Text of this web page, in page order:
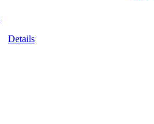
Details